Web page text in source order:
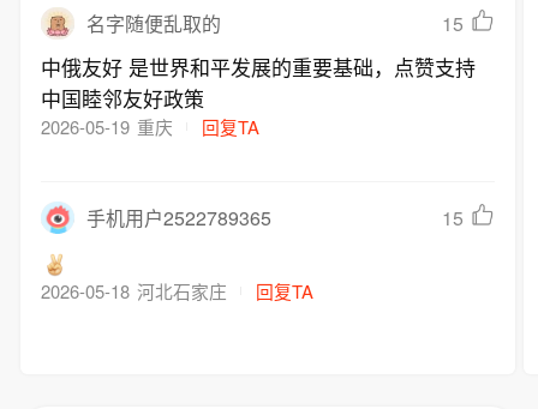
名字随便乱取的 15
中俄友好 是世界和平发展的重要基础，点赞支持
中国睦邻友好政策
2026-05-19 重庆 回复TA
手机用户2522789365 15
2026-05-18 河北石家庄 回复TA